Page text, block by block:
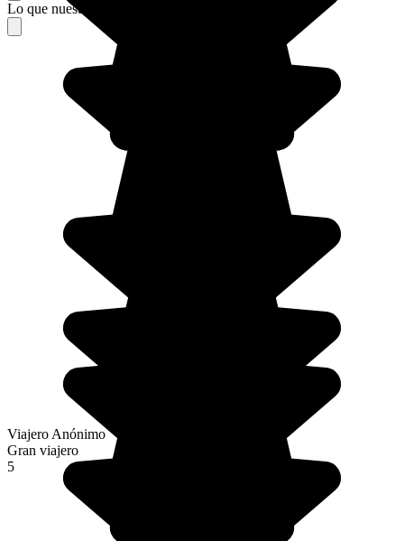
Lo que nuestros viajeros piensan de su estancia
Viajero Anónimo
Gran viajero
5